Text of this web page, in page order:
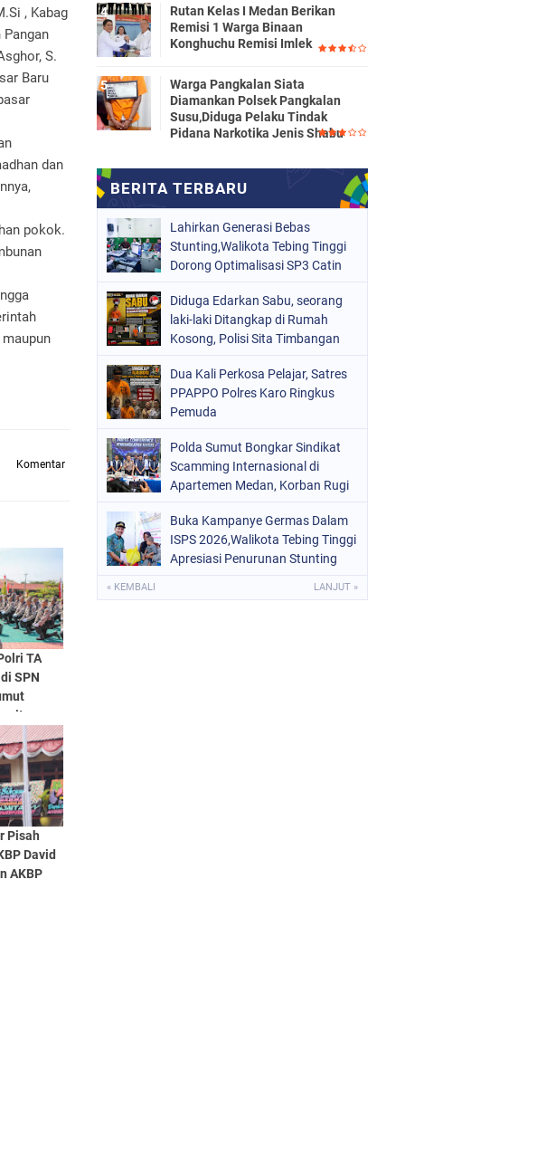
, Kabag
Pangan
S.
Baru
dan
pokok.
Komentar
TA
SPN
Pisah
David
AKBP
Rutan Kelas I Medan Berikan
Remisi 1 Warga Binaan
Konghuchu Remisi Imlek
Warga Pangkalan Siata
Diamankan Polsek Pangkalan
Susu,Diduga Pelaku Tindak
Pidana Narkotika Jenis Shabu
Lahirkan Generasi Bebas
Stunting,Walikota Tebing Tinggi
Dorong Optimalisasi SP3 Catin
Diduga Edarkan Sabu, seorang
laki-laki Ditangkap di Rumah
Kosong, Polisi Sita Timbangan
Dua Kali Perkosa Pelajar, Satres
PPAPPO Polres Karo Ringkus
Pemuda
Polda Sumut Bongkar Sindikat
Scamming Internasional di
Apartemen Medan, Korban Rugi
Buka Kampanye Germas Dalam
ISPS 2026,Walikota Tebing Tinggi
Apresiasi Penurunan Stunting
« KEMBALI LANJUT »